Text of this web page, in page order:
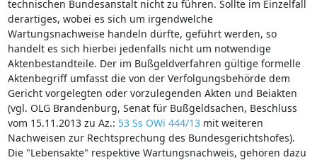
technischen Bundesanstalt nicht zu führen. Sollte im Einzelfall
derartiges, wobei es sich um irgendwelche
Wartungsnachweise handeln dürfte, geführt werden, so
handelt es sich hierbei jedenfalls nicht um notwendige
Aktenbestandteile. Der im Bußgeldverfahren gültige formelle
Aktenbegriff umfasst die von der Verfolgungsbehörde dem
Gericht vorgelegten oder vorzulegenden Akten und Beiakten
(vgl. OLG Brandenburg, Senat für Bußgeldsachen, Beschluss
vom 15.11.2013 zu Az.: 53 Ss OWi 444/13mit weiteren
Nachweisen zur Rechtsprechung des Bundesgerichtshofes).
Die "Lebensakte" respektive Wartungsnachweis, gehören dazu